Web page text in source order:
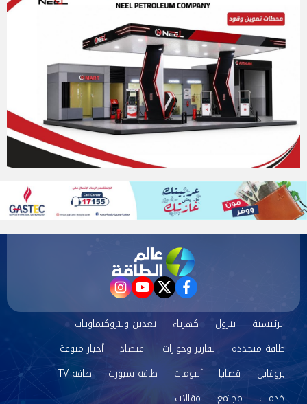
facebook
twitter
youtube
instagram
الرئيسية بترول كهرباء
تعدين وبتروكيماويات
طاقة متجددة
تقارير وحوارات اقتصاد
أخبار منوعة
بروفايل
قضايا ألبومات طاقة سبورت
طاقة TV
خدمات
مجتمع مقالات